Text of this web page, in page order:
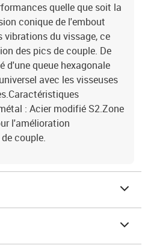
quelle que soit la
conique de l'embout
vibrations du vissage, ce
des pics de couple. De
d'une queue hexagonale
avec les visseuses
: Acier modifié S2.Zone
l'amélioration
couple.